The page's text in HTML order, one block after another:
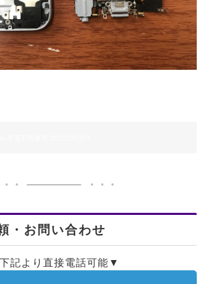
・お問い合わせ
記より直接電話可能▼